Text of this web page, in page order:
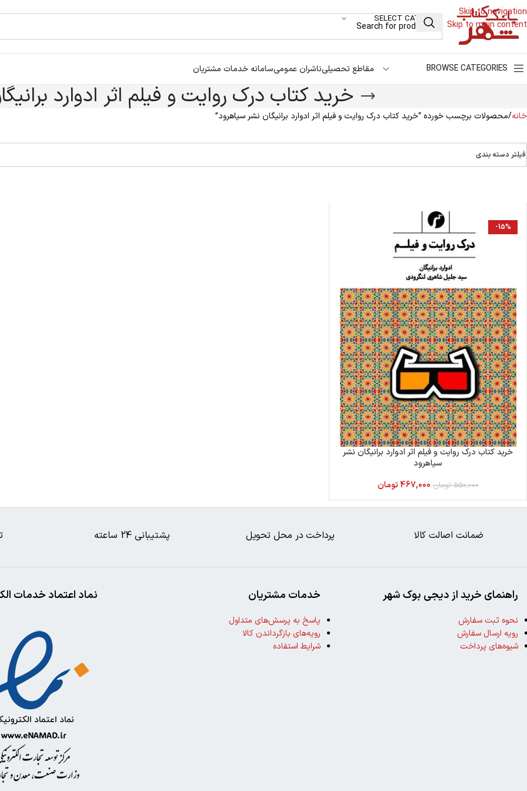
Skip to navigation
Skip to main content
SELECT CATEGORY
BROWSE CATEGORIES مقاطع تحصیلیناشران عمومیسامانه خدمات مشتریان
خرید کتاب درک روایت و فیلم اثر ادوارد
خانه محصولات برچسب خورده “خرید کتاب درک روایت و فیلم اثر ادوارد برانیگان نشر سیاهرود”
فیلتر دسته بندی
-15%
خرید کتاب درک روایت و فیلم اثر ادوارد برانیگان نشر
سیاهرود
550,000 تومان 467,000تومان
ضمانت اصالت کالا پرداخت در محل تحویل پشتیبانی 24 ساعته
نماد اعتماد خدمات خدمات مشتریان
پاسخ به پرسش‌های متداول
رویه‌های بازگرداندن کالا
شرایط استفاده
راهنمای خرید از دیجی بوک شهر
نحوه ثبت سفارش
رویه ارسال سفارش
شیوه‌های پرداخت